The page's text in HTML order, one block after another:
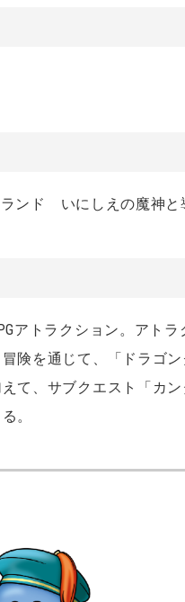
ランド いにしえの魔神と
アトラクション。アトラ
険を通じて、「ドラゴン
て、サブクエスト「カン
。